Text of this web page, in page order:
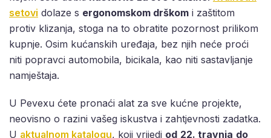
setovi dolaze s ergonomskom drškom i zaštitom
protiv klizanja, stoga na to obratite pozornost prilikom
kupnje. Osim kućanskih uređaja, bez njih neće proći
niti popravci automobila, bicikala, kao niti sastavljanje
namještaja.
U Pevexu ćete pronaći alat za sve kućne projekte,
neovisno o razini vašeg iskustva i zahtjevnosti zadatka.
U aktualnom katalogu, koji vrijedi od 22. travnja do